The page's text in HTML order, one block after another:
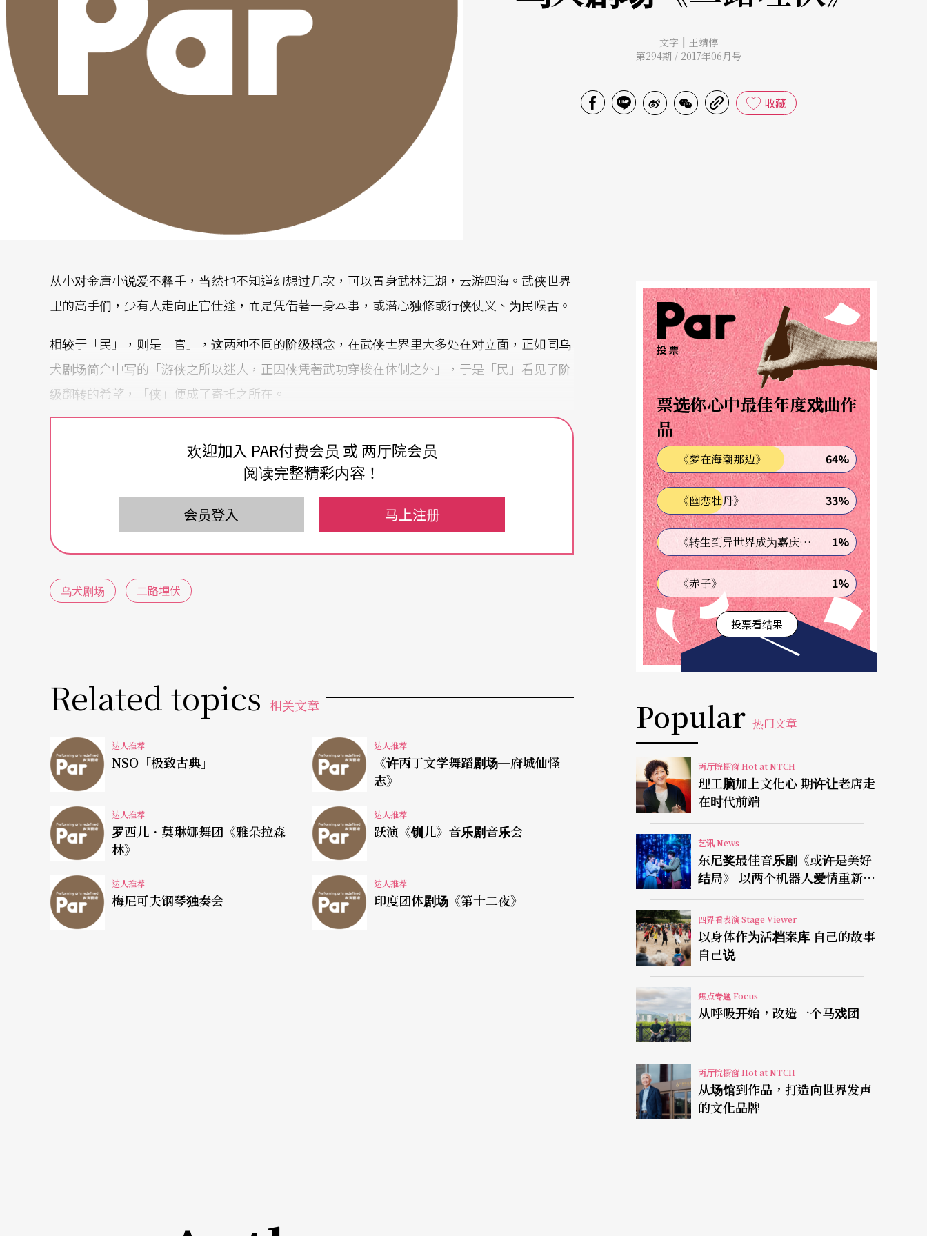
文字 | 王靖惇
第294期 / 2017年06月号
收藏
从小对金庸小说爱不释手，当然也不知道幻想过几次，可以置身武林江湖，云游四海。武侠世界
里的高手们，少有人走向正官仕途，而是凭借著一身本事，或潜心独修或行侠仗义、为民喉舌。
相较于「民」，则是「官」，这两种不同的阶级概念，在武侠世界里大多处在对立面，正如同乌
犬剧场简介中写的「游侠之所以迷人，正因侠凭著武功穿梭在体制之外」，于是「民」看见了阶
级翻转的希望，「侠」便成了寄托之所在。
当《二路埋伏》以武侠美学包装阶级议题，将两者并置在剧场时，便引起脑中无限的想像，现今
社会中的阶级可以如何被颠覆？原本的底层人物在颠覆后，又能如何守住自己的价值和立场？下
一步是可以继续往上？或是再次被颠覆？当然，我更想知道的是，这一批亮眼的创作者和表演
者，会如何呈现令人向往的武侠世界。
欢迎加入 PAR付费会员 或 两厅院会员
阅读完整精彩内容！
会员登入 马上注册
乌犬剧场 二路埋伏
Related topics 相关文章
达人推荐
NSO「极致古典」
达人推荐
《许丙丁文学舞蹈剧场─府城仙怪
志》
达人推荐
罗西儿．莫琳娜舞团《雅朵拉森
林》
达人推荐
跃演《钏儿》音乐剧音乐会
达人推荐
梅尼可夫钢琴独奏会
达人推荐
印度团体剧场《第十二夜》
投票
票选你心中最佳年度戏曲作
品
《梦在海潮那边》 64%
《幽恋牡丹》 33%
《转生到异世界成为嘉庆君—发现我的祖先是诈骗集团!?》 1%
《赤子》 1%
投票看结果
Popular 热门文章
两厅院橱窗 Hot at NTCH
理工脑加上文化心 期许让老店走
在时代前端
艺讯 News
东尼奖最佳音乐剧《或许是美好
结局》 以两个机器人爱情重新凝
视有限人生
四界看表演 Stage Viewer
以身体作为活档案库 自己的故事
自己说
焦点专题 Focus
从呼吸开始，改造一个马戏团
两厅院橱窗 Hot at NTCH
从场馆到作品，打造向世界发声
的文化品牌